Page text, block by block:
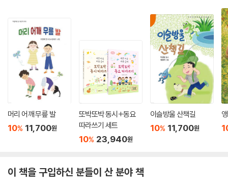
추운 겨울 잘 지내고
산수유꽃 노랗게 번지면
두 날개 쫙쫙 펼쳐 떠나간다.
아쉬움 때문일까?
겨울의 흔적을 가지고 가고 싶은 걸까?
꼬리에 녹지 않는
하얀 눈 자국 남겼다.
보전 조치 현황 표기로 되새기는
머리 어깨 무릎 발
10% 11,700원
또박또박 동시+동요
따라쓰기 세트
10% 23,940원
이슬방울 산책길
10% 11,700원
이 책을 구입하신 분들이 산 분야 책